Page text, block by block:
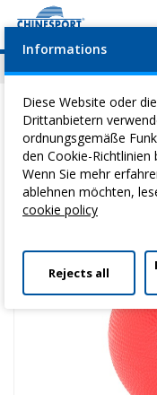
News Geschehen
Sie befinden sich hier:
Kg 1
Informations
Diese Website oder
Drittanbietern
ordnungsgemäße
den Cookie-Richtlinien
Wenn Sie mehr
ablehnen möchten,
cookie policy
Rejects all